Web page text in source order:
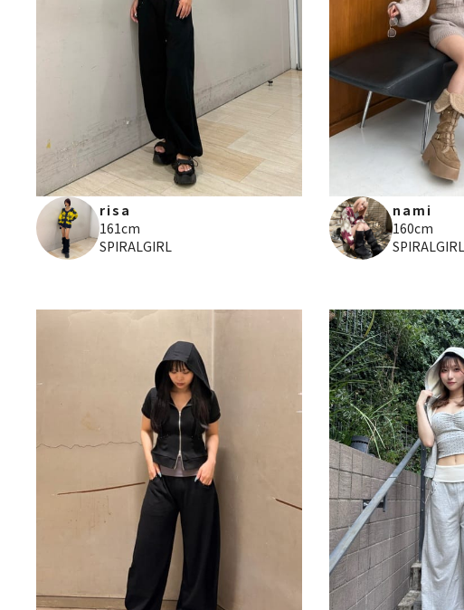
risa
161cm
SPIRALGIRL
nami
160cm
SPIRALGIRL